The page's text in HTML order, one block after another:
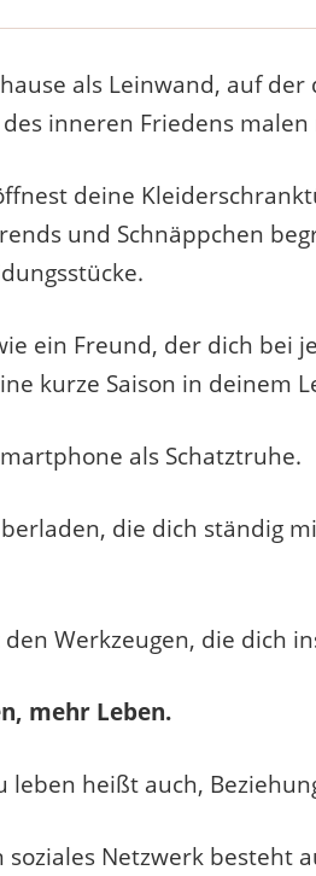
als Leinwand, auf
inneren Friedens malen
deine
und Schnäppchen
ein Freund, der dich bei
kurze Saison in deinem
als Schatztruhe.
die dich ständig
Werkzeugen, die dich
mehr Leben.
leben heißt auch,
soziales Netzwerk besteht